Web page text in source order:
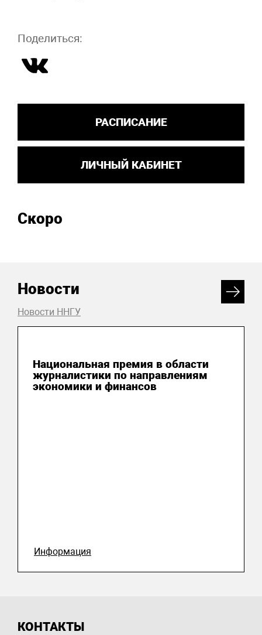
Поделиться:
РАСПИСАНИЕ
ЛИЧНЫЙ КАБИНЕТ
Скоро
Новости
Новости ННГУ
Национальная премия в области
журналистики по направлениям
экономики и финансов
Информация
КОНТАКТЫ